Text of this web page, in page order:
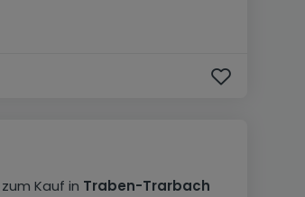
zum Kauf in Traben-Trarbach